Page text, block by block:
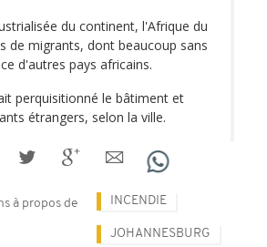
du continent, l'Afrique du
de migrants, dont beaucoup sans
d'autres pays africains.
perquisitionné le bâtiment et
étrangers, selon la ville.
à propos de INCENDIE
JOHANNESBURG